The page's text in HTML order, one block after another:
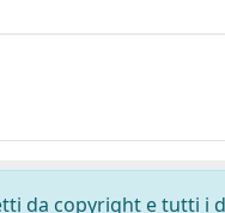
da copyright e tutti i